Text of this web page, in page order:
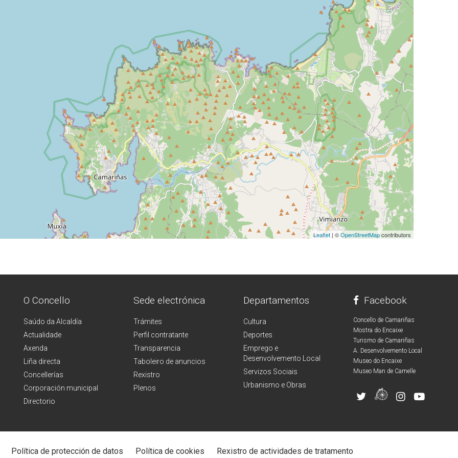
Leaflet | ©OpenStreetMapcontributors
O Concello
Saúdo da Alcaldía
Actualidade
Axenda
Liña directa
Concellerías
Corporación municipal
Directorio
Sede electrónica
Trámites
Perfil contratante
Transparencia
Taboleiro de anuncios
Rexistro
Plenos
Departamentos
Cultura
Deportes
Emprego e
Desenvolvemento Local
Servizos Sociais
Urbanismo e Obras
Facebook
Concello de Camariñas
Mostra do Encaixe
Turismo de Camariñas
A. Desenvolvemento Local
Museo do Encaixe
Museo Man de Camelle
Política de protección de datos Política de cookies Rexistro de actividades de tratamento